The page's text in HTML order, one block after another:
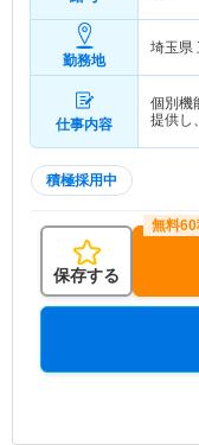
勤務地
埼玉県
仕事内容
個別機
提供し
積極採用中
保存する